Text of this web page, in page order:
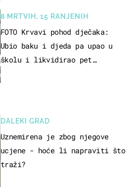
8 MRTVIH, 15 RANJENIH
FOTO Krvavi pohod dječaka:
Ubio baku i djeda pa upao u
školu i likvidirao pet
DALEKI GRAD
Uznemirena je zbog njegove
ucjene - hoće li napraviti što
traži?